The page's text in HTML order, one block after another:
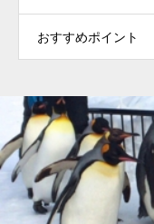
おすすめポイント